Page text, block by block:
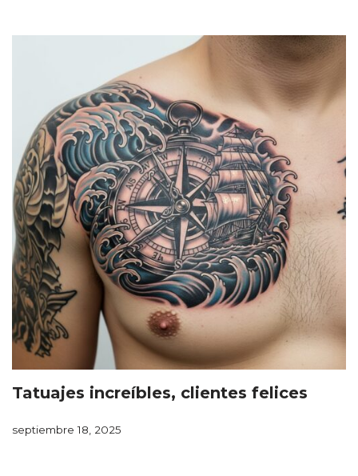
Tatuajes increíbles, clientes felices
septiembre 18, 2025